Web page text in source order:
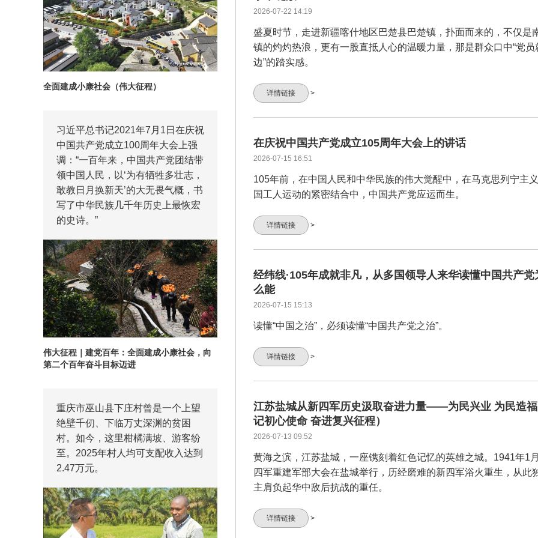
全面建成小康社会（伟大征程）
习近平总书记2021年7月1日在庆祝
中国共产党成立100周年大会上强
调：“一百年来，中国共产党团结带
领中国人民，以‘为有牺牲多壮志，
敢教日月换新天’的大无畏气概，书
写了中华民族几千年历史上最恢宏
的史诗。”
伟大征程｜建党百年：全面建成小康社会，向
第二个百年奋斗目标迈进
重庆市巫山县下庄村曾是一个上望
绝壁千仞、下临万丈深渊的贫困
村。如今，这里柑橘满坡、游客纷
至。2025年村人均可支配收入达到
2.47万元。
2026-07-22 14:19
盛夏时节，走进新疆喀什地区巴楚县巴楚镇，扑面而来的，不仅是
镇的灼灼热浪，更有一股直抵人心的温暖力量，那是群众口中“党员
边”的踏实感。
详情链接 >
在庆祝中国共产党成立105周年大会上的讲话
2026-07-15 16:51
105年前，在中国人民和中华民族的伟大觉醒中，在马克思列宁主
国工人运动的紧密结合中，中国共产党应运而生。
详情链接 >
经纬线·105年成就非凡，从多国领导人来华读懂中国共产党
么能
2026-07-15 15:13
读懂“中国之治”，必须读懂“中国共产党之治”。
详情链接 >
江苏盐城从新四军历史汲取奋进力量——为民兴业 为民造
记初心使命 奋进复兴征程）
2026-07-13 09:52
黄海之滨，江苏盐城，一座镌刻着红色记忆的英雄之城。1941年1
四军重建军部大会在盐城举行，历经磨难的新四军浴火重生，从此
主肩负起华中敌后抗战的重任。
详情链接 >